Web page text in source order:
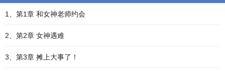
1、第1章 和女神老师约会
2、第2章 女神遇难
3、第3章 摊上大事了！